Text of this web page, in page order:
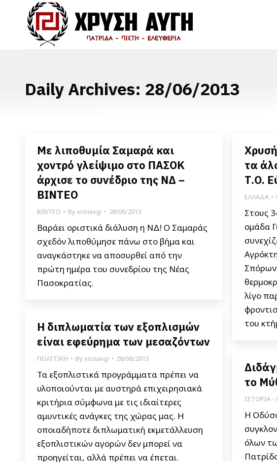
Daily Archives: 28/06/2013
Με λιποθυμία Σαμαρά και
χοντρό γλείψιμο στο ΠΑΣΟΚ
άρχισε το συνέδριο της ΝΔ –
ΒΙΝΤΕΟ
ΒΙΝΤΕΟ Byxrisiavgi 28/06/2013
Βαράει οριστικά διάλυση η ΝΔ! Ο Σαμαράς
σχεδόν λιποθύμησε πάνω στο βήμα και
αναγκάστηκε να αποσυρθεί από την
πρώτη ημέρα του συνεδρίου της Νέας
Πασοκρατίας.
τα
Τ.Ο.
ΕΛΛΑΔΑ
Στους
ομάδα
λίγο
του
Η διπλωματία των εξοπλισμών
είναι εφεύρημα των μεσαζόντων
ΠΟΛΙΤΙΚΗ Byxrisiavgi 28/06/2013
Τα εξοπλιστικά προγράμματα πρέπει να
υλοποιούνται με αυστηρά επιχειρησιακά
κριτήρια σύμφωνα με τις ιδιαίτερες
αμυντικές ανάγκες της χώρας μας. Η
οποιαδήποτε διπλωματική εκμετάλλευση
εξοπλιστικών αγορών δεν μπορεί να
προηγείται, αλλά πρέπει να έπεται.
το
ΙΣΤΟΡΙΑ
Η
όλων